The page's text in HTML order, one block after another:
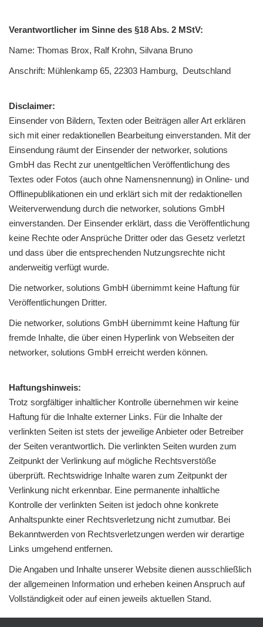
Verantwortlicher im Sinne des §18 Abs. 2 MStV:
Name: Thomas Brox, Ralf Krohn, Silvana Bruno
Anschrift: Mühlenkamp 65, 22303 Hamburg, Deutschland
Disclaimer:
Einsender von Bildern, Texten oder Beiträgen aller Art erklären
sich mit einer redaktionellen Bearbeitung einverstanden. Mit der
Einsendung räumt der Einsender der networker, solutions
GmbH das Recht zur unentgeltlichen Veröffentlichung des
Textes oder Fotos (auch ohne Namensnennung) in Online- und
Offlinepublikationen ein und erklärt sich mit der redaktionellen
Weiterverwendung durch die networker, solutions GmbH
einverstanden. Der Einsender erklärt, dass die Veröffentlichung
keine Rechte oder Ansprüche Dritter oder das Gesetz verletzt
und dass über die entsprechenden Nutzungsrechte nicht
anderweitig verfügt wurde.
Die networker, solutions GmbH übernimmt keine Haftung für
Veröffentlichungen Dritter.
Die networker, solutions GmbH übernimmt keine Haftung für
fremde Inhalte, die über einen Hyperlink von Webseiten der
networker, solutions GmbH erreicht werden können.
Haftungshinweis:
Trotz sorgfältiger inhaltlicher Kontrolle übernehmen wir keine
Haftung für die Inhalte externer Links. Für die Inhalte der
verlinkten Seiten ist stets der jeweilige Anbieter oder Betreiber
der Seiten verantwortlich. Die verlinkten Seiten wurden zum
Zeitpunkt der Verlinkung auf mögliche Rechtsverstöße
überprüft. Rechtswidrige Inhalte waren zum Zeitpunkt der
Verlinkung nicht erkennbar. Eine permanente inhaltliche
Kontrolle der verlinkten Seiten ist jedoch ohne konkrete
Anhaltspunkte einer Rechtsverletzung nicht zumutbar. Bei
Bekanntwerden von Rechtsverletzungen werden wir derartige
Links umgehend entfernen.
Die Angaben und Inhalte unserer Website dienen ausschließlich
der allgemeinen Information und erheben keinen Anspruch auf
Vollständigkeit oder auf einen jeweils aktuellen Stand.